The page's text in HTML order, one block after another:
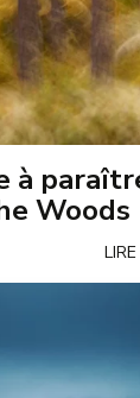
à
Woods